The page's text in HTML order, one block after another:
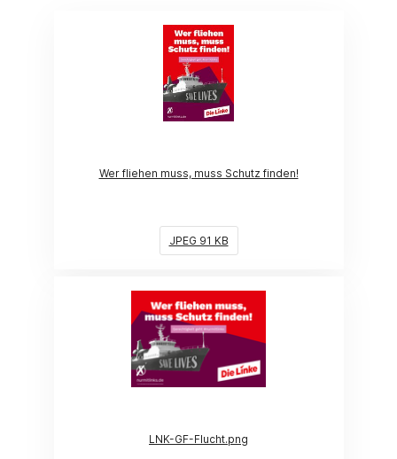
Wer fliehen muss, muss Schutz finden!
(Link öffnet ein neues Fenster)
JPEG 91 KB
LNK-GF-Flucht.png